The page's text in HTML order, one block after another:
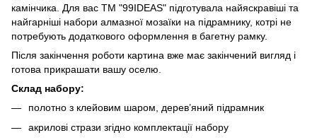
камінчика. Для вас ТМ "99IDEAS" підготувала найяскравіші та
найгарніші набори алмазної мозаїки на підрамнику, котрі не
потребують додаткового оформлення в багетну рамку.
Після закінчення роботи картина вже має закінчений вигляд і
готова прикрашати вашу оселю.
Склад набору:
полотно з клейовим шаром, дерев’яний підрамник
акрилові стрази згідно комплектації набору